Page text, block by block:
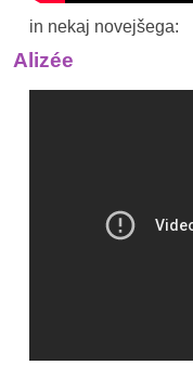
in nekaj novejšega:
Alizée